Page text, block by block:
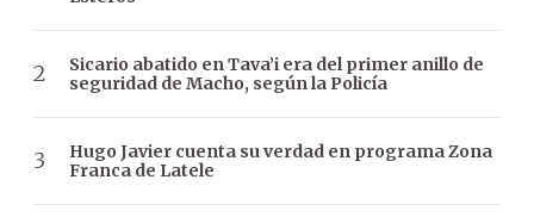
Sicario abatido en Tava’i era del primer anillo de
seguridad de Macho, según la Policía
Hugo Javier cuenta su verdad en programa Zona
Franca de Latele